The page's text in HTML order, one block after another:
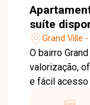
suíte
Grand Ville
Grand Ville
O bairro
valorização,
e fácil acesso